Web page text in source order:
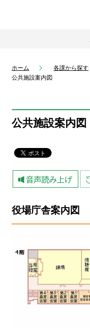
ホーム 各課から探す
公共施設案内図
公共施設案内図
役場庁舎案内図